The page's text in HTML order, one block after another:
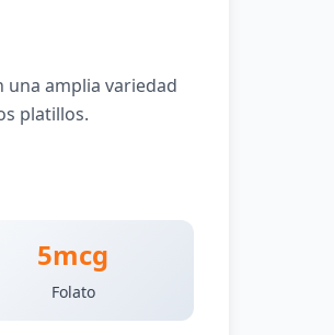
una amplia variedad
platillos.
5mcg
Folato